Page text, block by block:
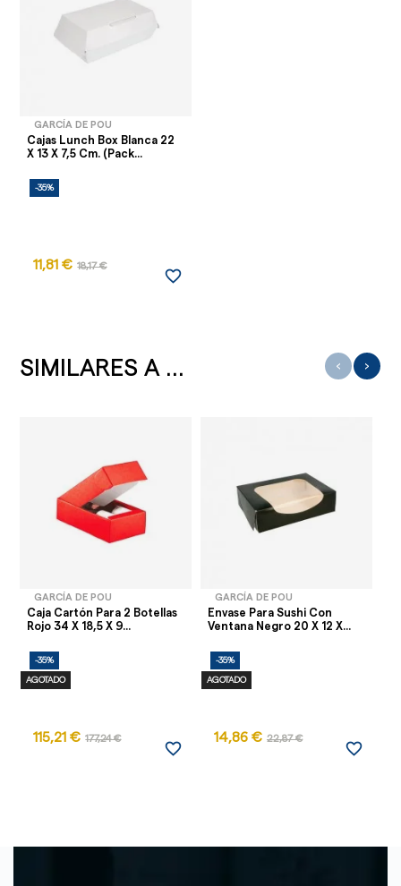
GARCÍA DE POU
Cajas Lunch Box Blanca 22
X 13 X 7,5 Cm. (Pack...
-35%
11,81 € 18,17 €
favorite_border
SIMILARES A ...
GARCÍA DE POU
Caja Cartón Para 2 Botellas
Rojo 34 X 18,5 X 9...
-35%
AGOTADO
115,21 € 177,24 €
favorite_border
GARCÍA DE POU
Envase Para Sushi Con
Ventana Negro 20 X 12 X...
-35%
AGOTADO
14,86 € 22,87 €
favorite_border
‹ ›